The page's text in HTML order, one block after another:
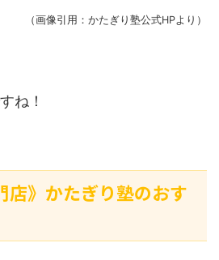
（画像引用：かたぎり塾公式HPより）
ね！
店》かたぎり塾のおす